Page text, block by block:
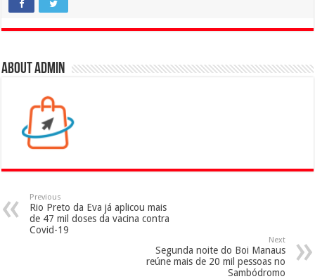
About admin
Previous
Rio Preto da Eva já aplicou mais
de 47 mil doses da vacina contra
Covid-19
Next
Segunda noite do Boi Manaus
reúne mais de 20 mil pessoas no
Sambódromo